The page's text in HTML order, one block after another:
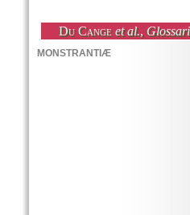
Du Cange et al.,